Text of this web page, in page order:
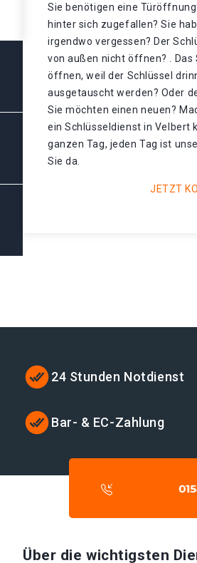
Sie benötigen eine
hinter sich zugefallen? Sie
irgendwo vergessen? Der
von außen nicht öffnen? .
öffnen, weil der Schlüssel
ausgetauscht werden? Oder
Sie möchten einen neuen?
ein Schlüsseldienst in Velbert
ganzen Tag, jeden Tag ist
Sie da.
JETZT
24 Stunden Notdienst
Bar- & EC-Zahlung
Über die wichtigsten